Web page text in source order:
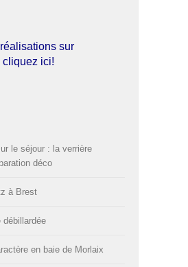
sur
cliquez ici!
le séjour : la verrière
déco
à Brest
débillardée
en baie de Morlaix